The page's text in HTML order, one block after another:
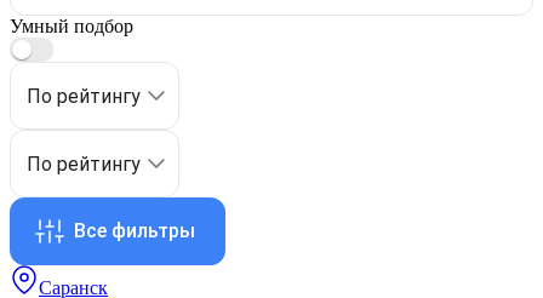
Умный подбор
По рейтингу
По рейтингу
Все фильтры
Саранск